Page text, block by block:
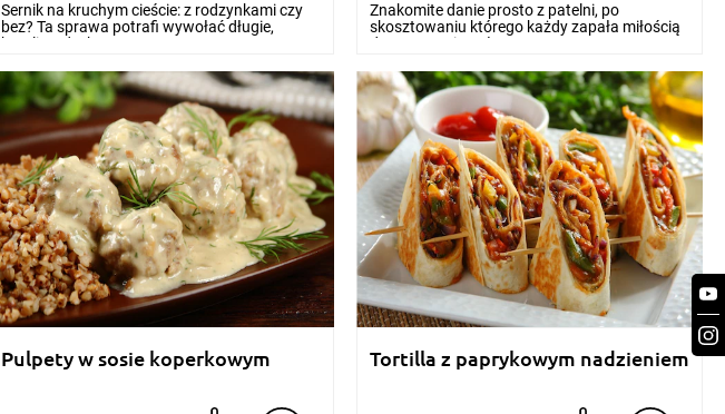
Sernik na kruchym cieście: z rodzynkami czy
bez? Ta sprawa potrafi wywołać długie,
burzliwe dysku...
Znakomite danie prosto z patelni, po
skosztowaniu którego każdy zapała miłością
do gotowania. Wła...
Pulpety w sosie koperkowym Tortilla z paprykowym nadzieniem